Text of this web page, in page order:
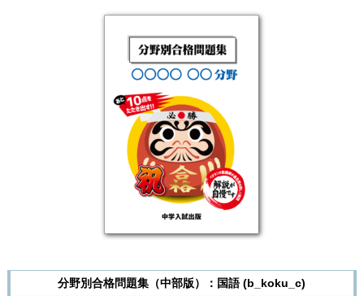
分野別合格問題集（中部版）：国語 (b_koku_c)